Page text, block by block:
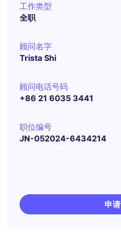
工作类型
全职
顾问名字
Trista Shi
顾问电话号码
+86 21 6035 3441
职位编号
JN-052024-6434214
申请